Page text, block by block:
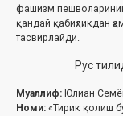
фашизм
қандай қабиҳликдан
тасвирлайди.
Рус
Муаллиф: Юлиан
Номи: «Тирик қолиш